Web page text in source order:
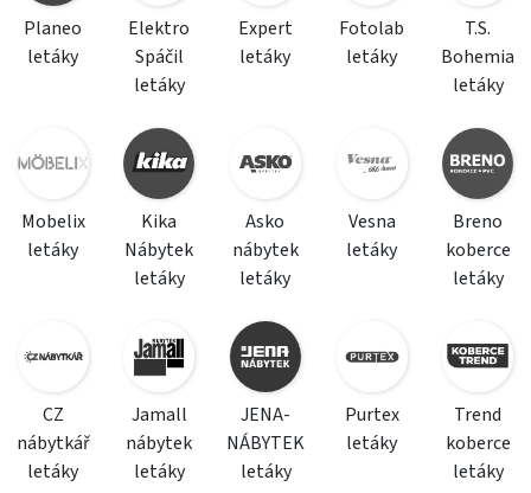
Planeo
letáky
Elektro
Spáčil
letáky
Expert
letáky
Fotolab
letáky
T.S.
Bohemia
letáky
Mobelix
letáky
Kika
Nábytek
letáky
Asko
nábytek
letáky
Vesna
letáky
Breno
koberce
letáky
CZ
nábytkář
letáky
Jamall
nábytek
letáky
JENA-
NÁBYTEK
letáky
Purtex
letáky
Trend
koberce
letáky